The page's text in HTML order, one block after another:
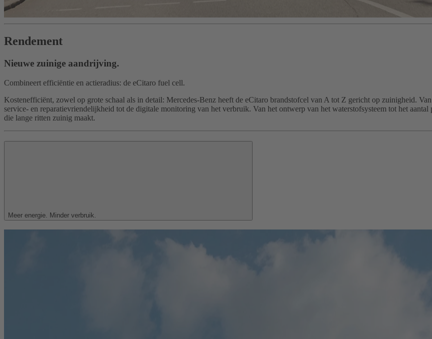
Rendement
Nieuwe zuinige aandrijving.
Combineert efficiëntie en actieradius: de eCitaro fuel cell.
Kostenefficiënt, zowel op grote schaal als in detail: Mercedes-Benz heeft de eCitaro brandstofcel van A tot Z gericht op zuinigheid.
service- en reparatievriendelijkheid tot de digitale monitoring van het verbruik. Van het ontwerp van het waterstofsysteem tot het
die lange ritten zuinig maakt.
Meer energie. Minder verbruik.